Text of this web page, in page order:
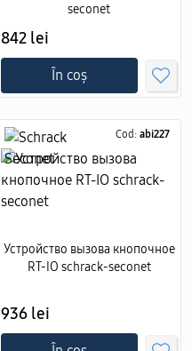
seconet
842 lei
În coș
Cod: abi227
Устройство вызова кнопочное
RT-IO schrack-seconet
936 lei